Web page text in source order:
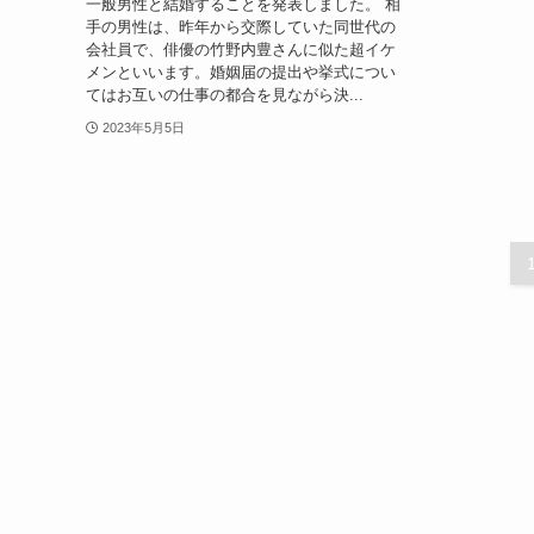
一般男性と結婚することを発表しました。 相
手の男性は、昨年から交際していた同世代の
会社員で、俳優の竹野内豊さんに似た超イケ
メンといいます。婚姻届の提出や挙式につい
てはお互いの仕事の都合を見ながら決...
2023年5月5日
1